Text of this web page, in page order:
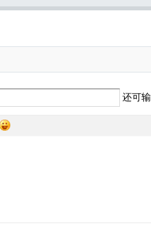
还可